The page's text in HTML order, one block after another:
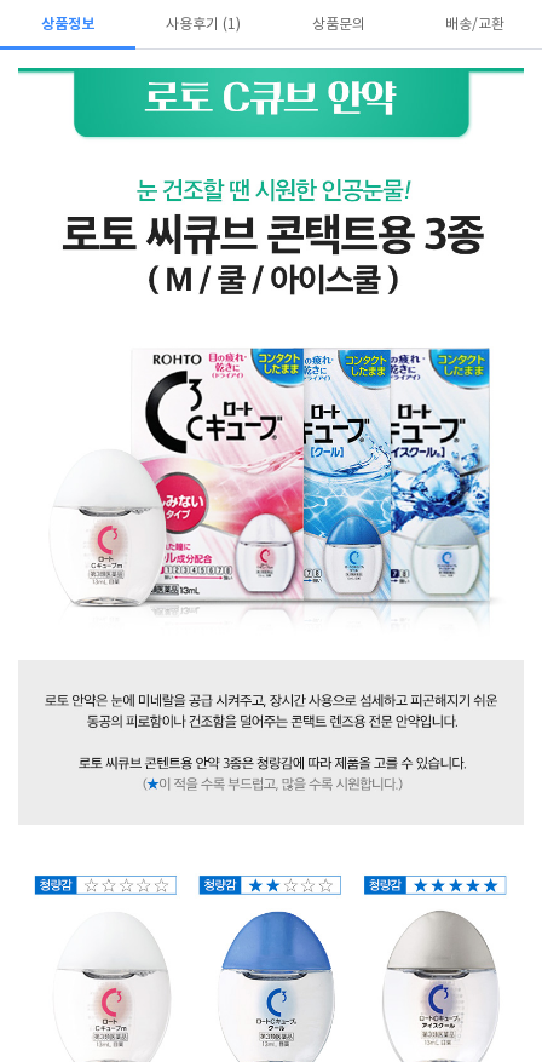
상품정보 사용후기 (1) 상품문의 배송/교환